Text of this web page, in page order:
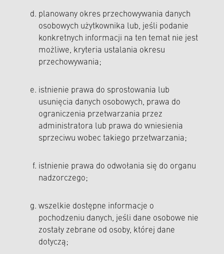
planowany okres przechowywania danych
osobowych użytkownika lub, jeśli podanie
konkretnych informacji na ten temat nie jest
możliwe, kryteria ustalania okresu
przechowywania;
istnienie prawa do sprostowania lub
usunięcia danych osobowych, prawa do
ograniczenia przetwarzania przez
administratora lub prawa do wniesienia
sprzeciwu wobec takiego przetwarzania;
istnienie prawa do odwołania się do organu
nadzorczego;
wszelkie dostępne informacje o
pochodzeniu danych, jeśli dane osobowe nie
zostały zebrane od osoby, której dane
dotyczą;